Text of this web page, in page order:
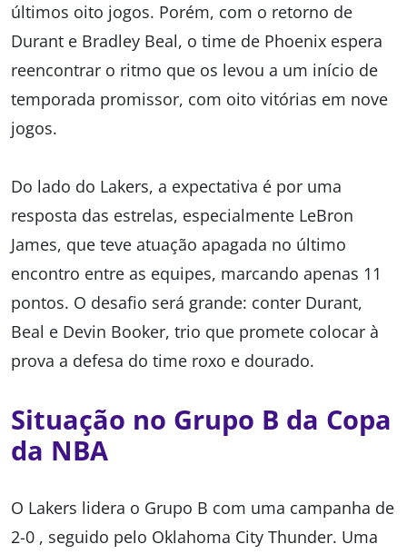
últimos oito jogos. Porém, com o retorno de
Durant e Bradley Beal, o time de Phoenix espera
reencontrar o ritmo que os levou a um início de
temporada promissor, com oito vitórias em nove
jogos.
Do lado do Lakers, a expectativa é por uma
resposta das estrelas, especialmente LeBron
James, que teve atuação apagada no último
encontro entre as equipes, marcando apenas 11
pontos. O desafio será grande: conter Durant,
Beal e Devin Booker, trio que promete colocar à
prova a defesa do time roxo e dourado.
Situação no Grupo B da Copa
da NBA
O Lakers lidera o Grupo B com uma campanha de
2-0 , seguido pelo Oklahoma City Thunder. Uma